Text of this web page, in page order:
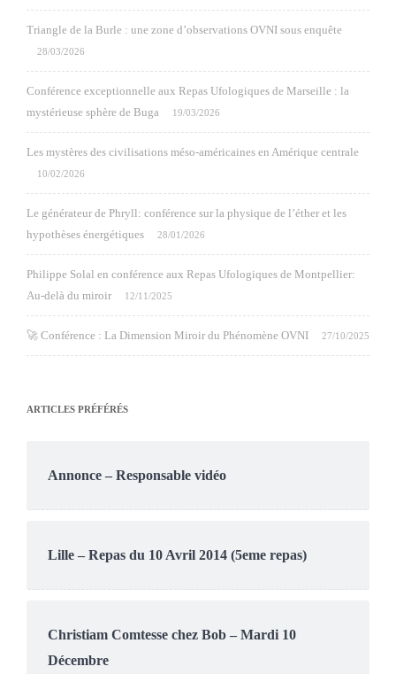
Triangle de la Burle : une zone d’observations OVNI sous enquête
28/03/2026
Conférence exceptionnelle aux Repas Ufologiques de Marseille : la
mystérieuse sphère de Buga
19/03/2026
Les mystères des civilisations méso-américaines en Amérique centrale
10/02/2026
Le générateur de Phryll: conférence sur la physique de l’éther et les
hypothèses énergétiques
28/01/2026
Philippe Solal en conférence aux Repas Ufologiques de Montpellier:
Au-delà du miroir
12/11/2025
🚀 Conférence : La Dimension Miroir du Phénomène OVNI 27/10/2025
ARTICLES PRÉFÉRÉS
Annonce – Responsable vidéo
Lille – Repas du 10 Avril 2014 (5eme repas)
Christiam Comtesse chez Bob – Mardi 10
Décembre